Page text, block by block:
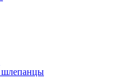
шлепанцы